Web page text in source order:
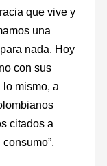
que vive y
una
nada. Hoy
con sus
mismo, a
citados a